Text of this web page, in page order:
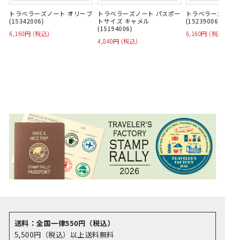
トラベラーズノート オリーブ
(15342006)
6,160円 (税込)
トラベラーズノート パスポー
トサイズ キャメル
(15194006)
4,840円 (税込)
トラベラー
(15239006)
6,160円 (税
送料：全国一律550円（税込）
5,500円（税込）以上送料無料